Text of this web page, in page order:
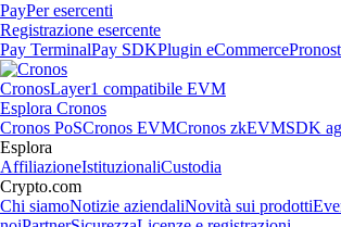
PayPer esercenti
Registrazione esercente
Pay TerminalPay SDKPlugin eCommerce
CronosLayer1 compatibile EVM
Esplora Cronos
Cronos PoSCronos EVMCronos zkEVMSDK
Esplora
AffiliazioneIstituzionaliCustodia
Crypto.com
Chi siamoNotizie aziendaliNovità sui prodotti